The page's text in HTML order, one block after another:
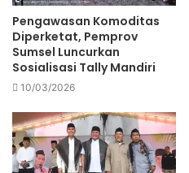
Pengawasan Komoditas
Diperketat, Pemprov
Sumsel Luncurkan
Sosialisasi Tally Mandiri
10/03/2026